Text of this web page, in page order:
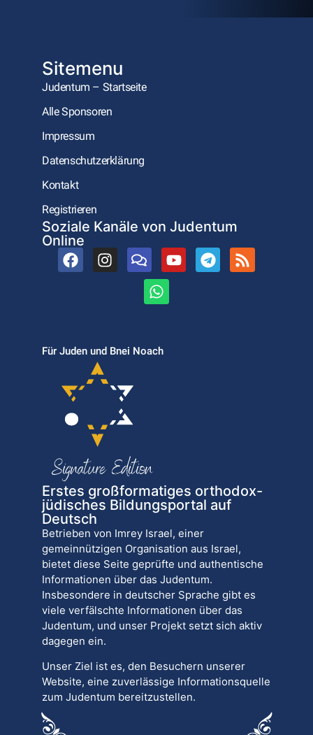
Sitemenu
Judentum – Startseite
Alle Sponsoren
Impressum
Datenschutzerklärung
Kontakt
Registrieren
Soziale Kanäle von Judentum
Online
Für Juden und Bnei Noach
Erstes großformatiges orthodox-
jüdisches Bildungsportal auf
Deutsch
Betrieben von Imrey Israel, einer
gemeinnützigen Organisation aus Israel,
bietet diese Seite geprüfte und authentische
Informationen über das Judentum.
Insbesondere in deutscher Sprache gibt es
viele verfälschte Informationen über das
Judentum, und unser Projekt setzt sich aktiv
dagegen ein.
Unser Ziel ist es, den Besuchern unserer
Website, eine zuverlässige Informationsquelle
zum Judentum bereitzustellen.